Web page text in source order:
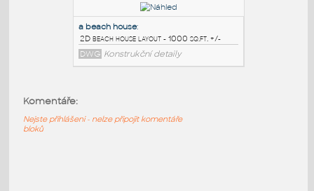
47_Teknion_64_Sq_Foot_Workstation
47 Teknion 64 Sq Foot Workstation
RFA Nábytek
Nábytek
Komentáře:
Nejste přihlášeni - nelze připojit komentáře
bloků